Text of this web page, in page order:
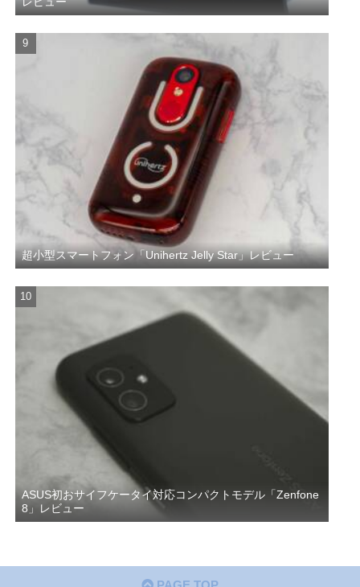
超小型スマートフォン「Unihertz Jelly Star」レビュー
ASUS初おサイフケータイ対応コンパクトモデル「Zenfone
8」レビュー